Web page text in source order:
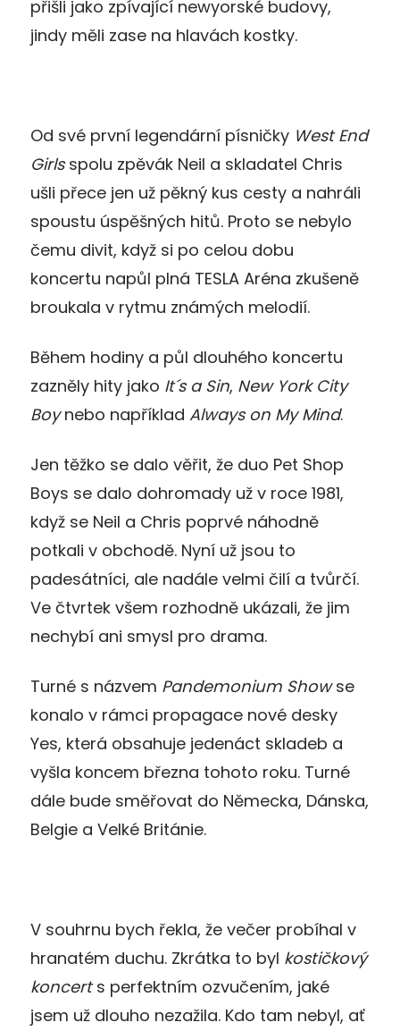
přišli jako zpívající newyorské budovy,
jindy měli zase na hlavách kostky.
Od své první legendární písničky West End
Girlsspolu zpěvák Neil a skladatel Chris
ušli přece jen už pěkný kus cesty a nahráli
spoustu úspěšných hitů. Proto se nebylo
čemu divit, když si po celou dobu
koncertu napůl plná TESLA Aréna zkušeně
broukala v rytmu známých melodií.
Během hodiny a půl dlouhého koncertu
zazněly hity jako It´s a Sin, New York City
Boynebo například Always on My Mind.
Jen těžko se dalo věřit, že duo Pet Shop
Boys se dalo dohromady už v roce 1981,
když se Neil a Chris poprvé náhodně
potkali v obchodě. Nyní už jsou to
padesátníci, ale nadále velmi čilí a tvůrčí.
Ve čtvrtek všem rozhodně ukázali, že jim
nechybí ani smysl pro drama.
Turné s názvem Pandemonium Showse
konalo v rámci propagace nové desky
Yes, která obsahuje jedenáct skladeb a
vyšla koncem března tohoto roku. Turné
dále bude směřovat do Německa, Dánska,
Belgie a Velké Británie.
V souhrnu bych řekla, že večer probíhal v
hranatém duchu. Zkrátka to byl kostičkový
koncerts perfektním ozvučením, jaké
jsem už dlouho nezažila. Kdo tam nebyl, ať